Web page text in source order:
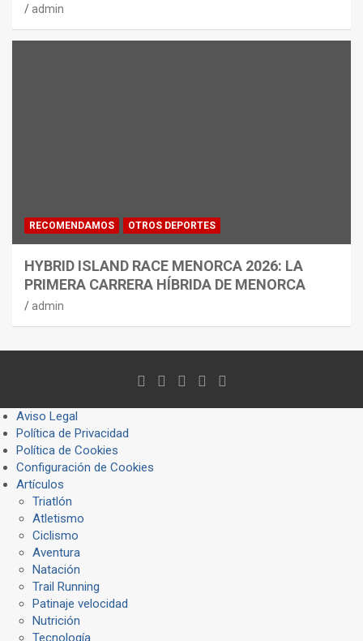
admin
RECOMENDAMOS OTROS DEPORTES
HYBRID ISLAND RACE MENORCA 2026: LA
PRIMERA CARRERA HÍBRIDA DE MENORCA
admin
Aviso Legal
Política de Privacidad
Política de Cookies
Configuración de Cookies
Artículos
Triatlón
Atletismo
Ciclismo
Aventura
Natación
Trail Running
Patinaje velocidad
Nutrición
Tecnología